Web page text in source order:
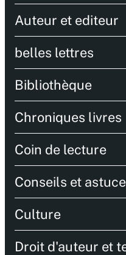
Auteur et editeur
belles lettres
Bibliothèque
Chroniques livres
Coin de lecture
Conseils et
Culture
Droit d'auteur et